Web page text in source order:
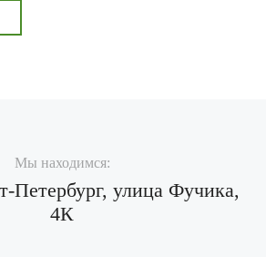
требования архивного
Мы находимся:
Петербург, улица Фучика,
4К